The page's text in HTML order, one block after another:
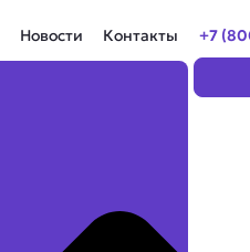
Новости Контакты +7